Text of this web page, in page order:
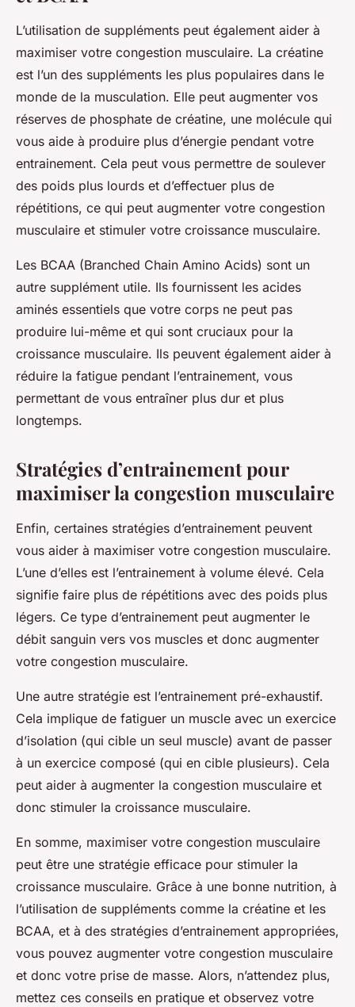
L’utilisation de suppléments peut également aider à
maximiser votre congestion musculaire. La créatine
est l’un des suppléments les plus populaires dans le
monde de la musculation. Elle peut augmenter vos
réserves de phosphate de créatine, une molécule qui
vous aide à produire plus d’énergie pendant votre
entrainement. Cela peut vous permettre de soulever
des poids plus lourds et d’effectuer plus de
répétitions, ce qui peut augmenter votre congestion
musculaire et stimuler votre croissance musculaire.
Les BCAA (Branched Chain Amino Acids) sont un
autre supplément utile. Ils fournissent les acides
aminés essentiels que votre corps ne peut pas
produire lui-même et qui sont cruciaux pour la
croissance musculaire. Ils peuvent également aider à
réduire la fatigue pendant l’entrainement, vous
permettant de vous entraîner plus dur et plus
longtemps.
Stratégies d’entrainement pour
maximiser la congestion musculaire
Enfin, certaines stratégies d’entrainement peuvent
vous aider à maximiser votre congestion musculaire.
L’une d’elles est l’entrainement à volume élevé. Cela
signifie faire plus de répétitions avec des poids plus
légers. Ce type d’entrainement peut augmenter le
débit sanguin vers vos muscles et donc augmenter
votre congestion musculaire.
Une autre stratégie est l’entrainement pré-exhaustif.
Cela implique de fatiguer un muscle avec un exercice
d’isolation (qui cible un seul muscle) avant de passer
à un exercice composé (qui en cible plusieurs). Cela
peut aider à augmenter la congestion musculaire et
donc stimuler la croissance musculaire.
En somme, maximiser votre congestion musculaire
peut être une stratégie efficace pour stimuler la
croissance musculaire. Grâce à une bonne nutrition, à
l’utilisation de suppléments comme la créatine et les
BCAA, et à des stratégies d’entrainement appropriées,
vous pouvez augmenter votre congestion musculaire
et donc votre prise de masse. Alors, n’attendez plus,
mettez ces conseils en pratique et observez votre